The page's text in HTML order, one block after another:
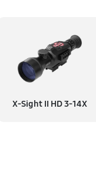
X-Sight II HD 3-14X